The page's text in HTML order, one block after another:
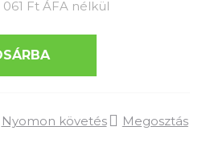
061 Ft ÁFA nélkül
Nyomon követés Megosztás